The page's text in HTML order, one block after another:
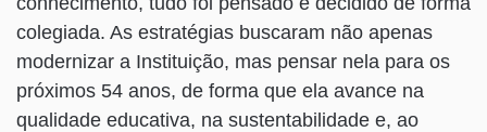
colegiada. As estratégias buscaram não apenas
modernizar a Instituição, mas pensar nela para os
próximos 54 anos, de forma que ela avance na
qualidade educativa, na sustentabilidade e, ao